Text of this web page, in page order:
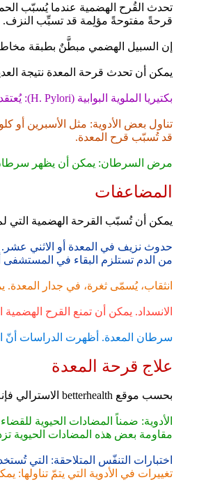
تحدث القُرح الهضمية عندما يُسبّب
قرحةً مفتوحةً مؤلِمة قد تسبِّب النزف.
إن السبيل الهضمي مبطَّنٌ بطبقة
يمكن أن تحدث قرحة المعدة نتيجة
بكتيريا الملوية البوابية (H. Pylori): يُعتقد أنّ هذه البكتيريا مسؤولة عن نحو 60% من قرح المعدة، و90% على الأقل من قرح الاثني عشر التي تصيب الجزء الأول من الأمعاء الدقيقة.
قد تُسبّب قرح المعدة.
مرض السرطان: يمكن أن يظهر
المضاعفات
يمكن أن تُسبّب القرحة الهضمية التي
حدوث نزيف في المعدة أو الاثني
من الدم تستلزم البقاء في المستشفى
انثقاب، يُسمّى ثغرة، في جدار
الانسداد. يمكن أن تمنع القرح
سرطان المعدة. أظهرت الدراسات أنّ
علاج قرحة المعدة
بحسب موقع betterhealth الاسترالي فإنه من المعلوم أنّ الأنظمة الغذائية الخاصة تؤثّر بشكل خفيف كعامل وقاية من قرحة المعدة أو علاجها. في حين أنّ خيارات العلاج تشمل ما يلي:
الأدوية: ضمناً المضادات الحيوية
مقاومة بعض هذه المضادات الحيوية تزداد شيوعاً، إلّا أنّ 80%
اختبارات التنفّس المتلاحقة: التي
تغييرات في الأدوية التي يتمّ